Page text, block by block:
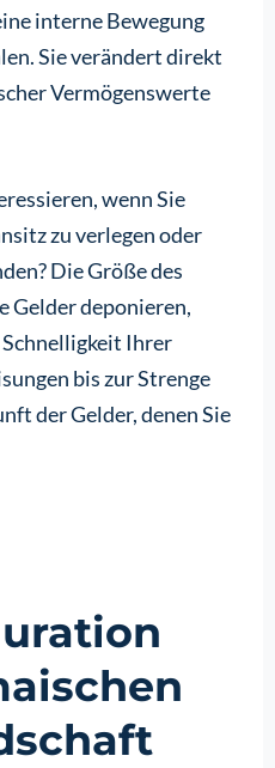
interne Bewegung
Sie verändert direkt
Vermögenswerte
wenn Sie
zu verlegen oder
Die Größe des
Gelder deponieren,
Ihrer
bis zur Strenge
der Gelder, denen Sie